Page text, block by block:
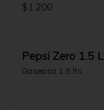
$1.200
Pepsi Zero 1.5
Gaseosa 1.5 lts